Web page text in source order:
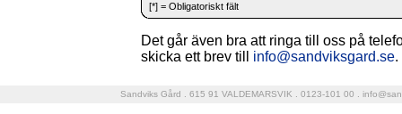
[*] = Obligatoriskt fält
Det går även bra att ringa till oss på
skicka ett brev till info@sandviksgard.se.
Sandviks Gård . 615 91 VALDEMARSVIK . 0123-101 00 .